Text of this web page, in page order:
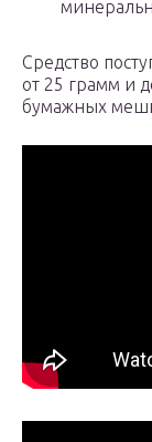
Средство
от 25 грамм и
бумажных